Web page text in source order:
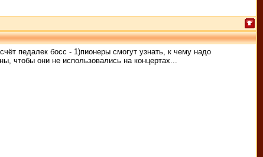
педалек босс - 1)пионеры смогут узнать, к чему надо
чтобы они не использовались на концертах...